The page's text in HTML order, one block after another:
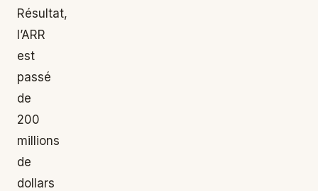
Résultat,
l’ARR
est
passé
de
200
millions
de
dollars